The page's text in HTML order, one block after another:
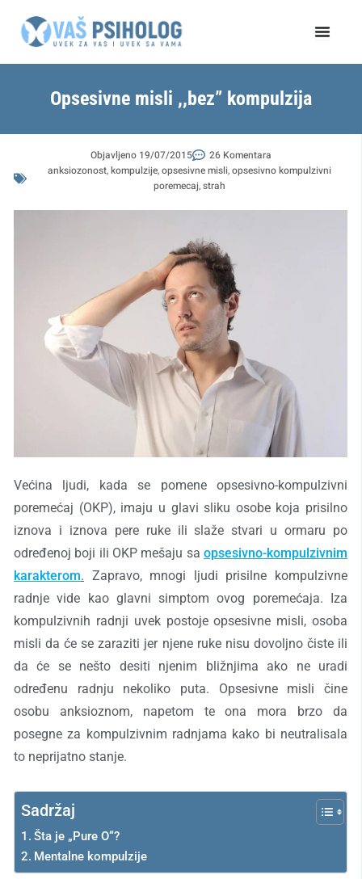
Opsesivne misli ,,bez” kompulzija
Objavljeno 19/07/2015
26 Komentara
anksiozonost,kompulzije,opsesivne misli,opsesivno kompulzivni
poremecaj,strah
Većina ljudi, kada se pomene opsesivno-kompulzivni
poremećaj (OKP), imaju u glavi sliku osobe koja prisilno
iznova i iznova pere ruke ili slaže stvari u ormaru po
određenoj boji ili OKP mešaju saopsesivno-kompulzivnim
karakterom. Zapravo, mnogi ljudi prisilne kompulzivne
radnje vide kao glavni simptom ovog poremećaja. Iza
kompulzivnih radnji uvek postoje opsesivne misli, osoba
misli da će se zaraziti jer njene ruke nisu dovoljno čiste ili
da će se nešto desiti njenim bližnjima ako ne uradi
određenu radnju nekoliko puta. Opsesivne misli čine
osobu anksioznom, napetom te ona mora brzo da
posegne za kompulzivnim radnjama kako bi neutralisala
to neprijatno stanje.
Sadržaj
Šta je „Pure O“?
Mentalne kompulzije